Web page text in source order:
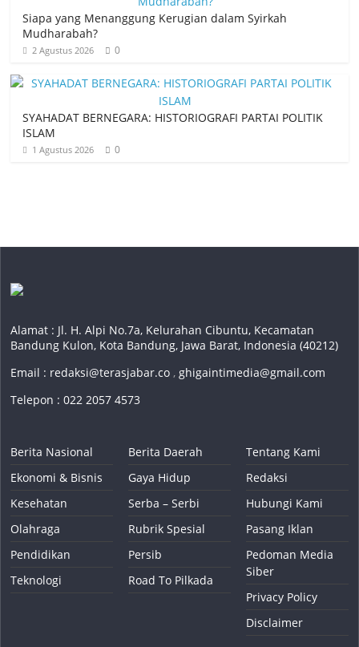
Siapa yang Menanggung Kerugian dalam Syirkah
Mudharabah?
2 Agustus 2026 0
SYAHADAT BERNEGARA: HISTORIOGRAFI PARTAI POLITIK
ISLAM
1 Agustus 2026 0
Alamat : Jl. H. Alpi No.7a, Kelurahan Cibuntu, Kecamatan
Bandung Kulon, Kota Bandung, Jawa Barat, Indonesia (40212)
Email : redaksi@terasjabar.co ,ghigaintimedia@gmail.com
Telepon : 022 2057 4573
Berita Nasional
Ekonomi & Bisnis
Kesehatan
Olahraga
Pendidikan
Teknologi
Berita Daerah
Gaya Hidup
Serba – Serbi
Rubrik Spesial
Persib
Road To Pilkada
Tentang Kami
Redaksi
Hubungi Kami
Pasang Iklan
Pedoman Media
Siber
Privacy Policy
Disclaimer